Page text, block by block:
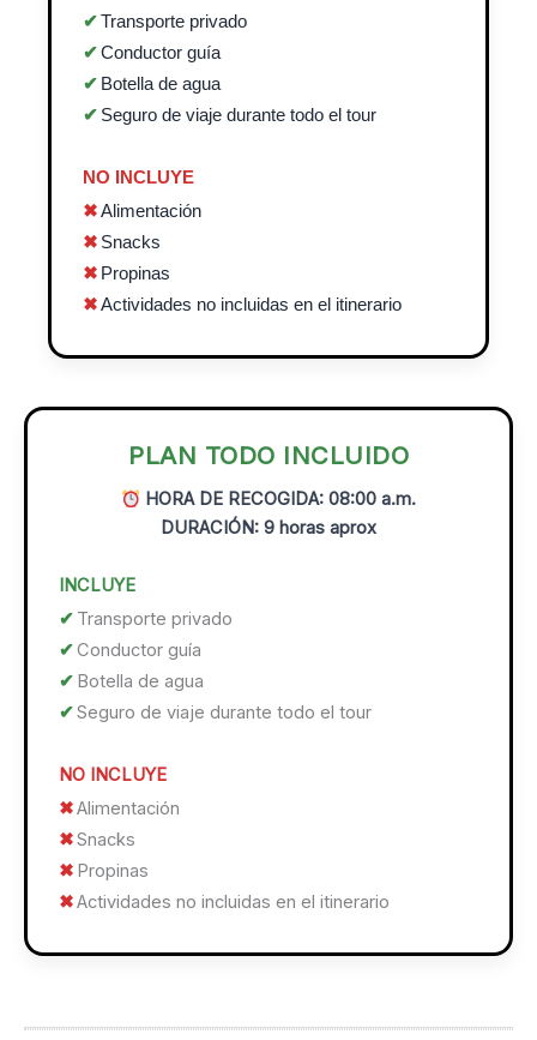
Transporte privado
Conductor guía
Botella de agua
Seguro de viaje durante todo el tour
NO INCLUYE
Alimentación
Snacks
Propinas
Actividades no incluidas en el itinerario
PLAN TODO INCLUIDO
HORA DE RECOGIDA: 08:00 a.m.
DURACIÓN: 9 horas aprox
INCLUYE
Transporte privado
Conductor guía
Botella de agua
Seguro de viaje durante todo el tour
NO INCLUYE
Alimentación
Snacks
Propinas
Actividades no incluidas en el itinerario